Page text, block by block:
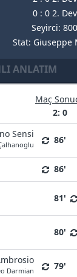
0 : 0 2.
Seyirci:
Stat: Giuseppe
ANLATIM
Maç
2: 0
Sensi
86'
86'
81'
80'
Darmian 79'